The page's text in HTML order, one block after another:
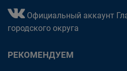
Официальный аккаунт
городского округа
РЕКОМЕНДУЕМ